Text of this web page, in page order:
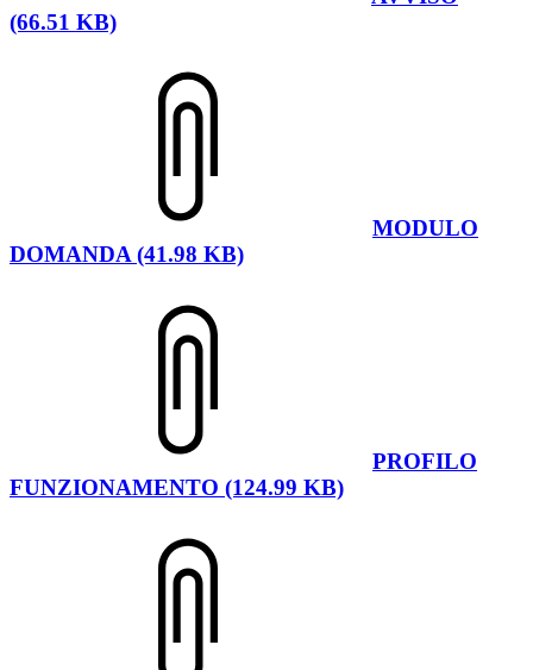
(66.51 KB)
MODULO
DOMANDA (41.98 KB)
PROFILO
FUNZIONAMENTO (124.99 KB)